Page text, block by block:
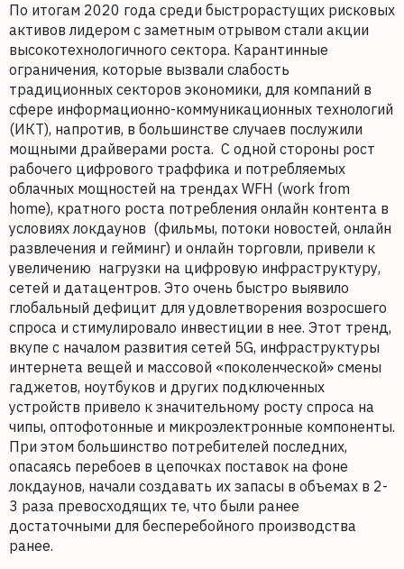
По итогам 2020 года среди быстрорастущих рисковых
активов лидером с заметным отрывом стали акции
высокотехнологичного сектора. Карантинные
ограничения, которые вызвали слабость
традиционных секторов экономики, для компаний в
сфере информационно-коммуникационных технологий
(ИКТ), напротив, в большинстве случаев послужили
мощными драйверами роста. С одной стороны рост
рабочего цифрового траффика и потребляемых
облачных мощностей на трендах WFH (work from
home), кратного роста потребления онлайн контента в
условиях локдаунов (фильмы, потоки новостей, онлайн
развлечения и гейминг) и онлайн торговли, привели к
увеличению нагрузки на цифровую инфраструктуру,
сетей и датацентров. Это очень быстро выявило
глобальный дефицит для удовлетворения возросшего
спроса и стимулировало инвестиции в нее. Этот тренд,
вкупе с началом развития сетей 5G, инфраструктуры
интернета вещей и массовой «поколенческой» смены
гаджетов, ноутбуков и других подключенных
устройств привело к значительному росту спроса на
чипы, оптофотонные и микроэлектронные компоненты.
При этом большинство потребителей последних,
опасаясь перебоев в цепочках поставок на фоне
локдаунов, начали создавать их запасы в объемах в 2-
3 раза превосходящих те, что были ранее
достаточными для бесперебойного производства
ранее.